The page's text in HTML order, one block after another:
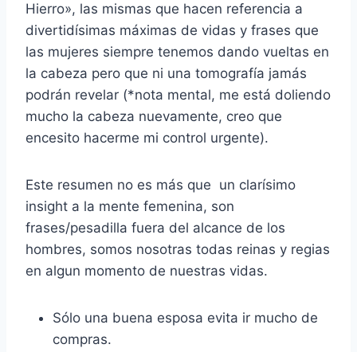
Hierro», las mismas que hacen referencia a
divertidísimas máximas de vidas y frases que
las mujeres siempre tenemos dando vueltas en
la cabeza pero que ni una tomografía jamás
podrán revelar (*nota mental, me está doliendo
mucho la cabeza nuevamente, creo que
encesito hacerme mi control urgente).
Este resumen no es más que un clarísimo
insight a la mente femenina, son
frases/pesadilla fuera del alcance de los
hombres, somos nosotras todas reinas y regias
en algun momento de nuestras vidas.
Sólo una buena esposa evita ir mucho de
compras.